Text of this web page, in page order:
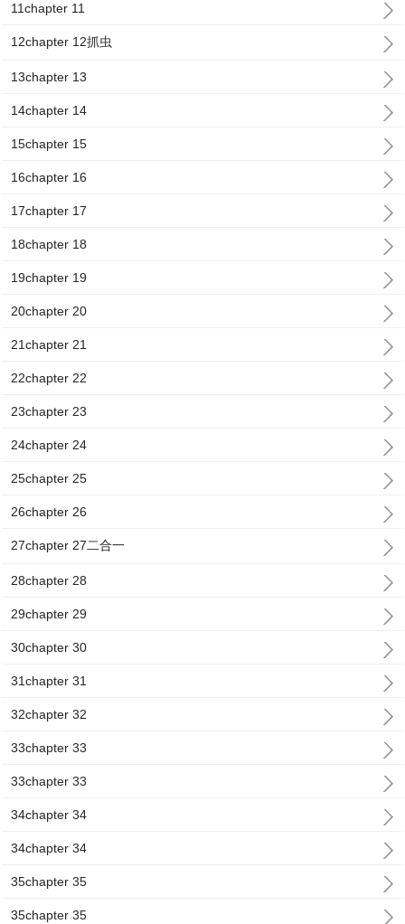
11chapter 11
12chapter 12抓虫
13chapter 13
14chapter 14
15chapter 15
16chapter 16
17chapter 17
18chapter 18
19chapter 19
20chapter 20
21chapter 21
22chapter 22
23chapter 23
24chapter 24
25chapter 25
26chapter 26
27chapter 27二合一
28chapter 28
29chapter 29
30chapter 30
31chapter 31
32chapter 32
33chapter 33
33chapter 33
34chapter 34
34chapter 34
35chapter 35
35chapter 35